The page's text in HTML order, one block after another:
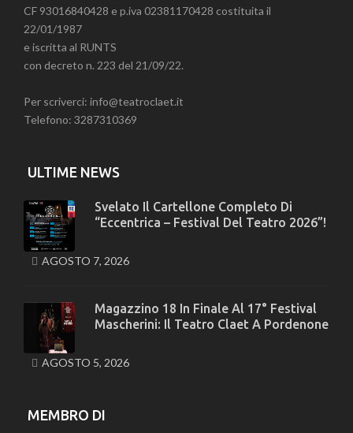
CF 93016840428 e p.iva 02381170428 costituita il
22/01/1987
e iscritta al RUNTS
con decreto n. 223 del 21/09/22.
Per scriverci: info@teatroclaet.it
Telefono: 3287310369
ULTIME NEWS
Svelato Il Cartellone Completo Di
“Eccentrica – Festival Del Teatro 2026”!
AGOSTO 7, 2026
Magazzino 18 In Finale Al 17° Festival
Mascherini: Il Teatro Claet A Pordenone
AGOSTO 5, 2026
MEMBRO DI